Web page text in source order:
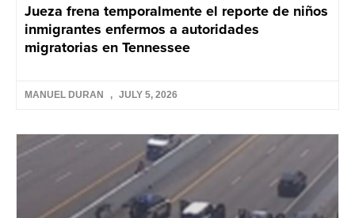
Jueza frena temporalmente el reporte de niños
inmigrantes enfermos a autoridades
migratorias en Tennessee
MANUEL DURAN JULY 5, 2026